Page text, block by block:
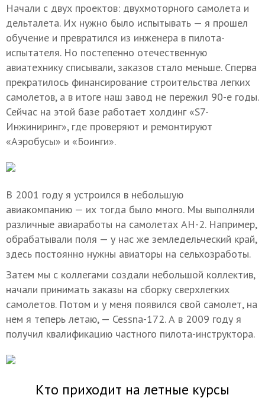
Начали с двух проектов: двухмоторного самолета и
дельталета. Их нужно было испытывать — я прошел
обучение и превратился из инженера в пилота-
испытателя. Но постепенно отечественную
авиатехнику списывали, заказов стало меньше. Сперва
прекратилось финансирование строительства легких
самолетов, а в итоге наш завод не пережил 90-е годы.
Сейчас на этой базе работает холдинг «S7-
Инжиниринг», где проверяют и ремонтируют
«Аэробусы» и «Боинги».
В 2001 году я устроился в небольшую
авиакомпанию — их тогда было много. Мы выполняли
различные авиаработы на самолетах АН-2. Например,
обрабатывали поля — у нас же земледельческий край,
здесь постоянно нужны авиаторы на сельхозработы.
Затем мы с коллегами создали небольшой коллектив,
начали принимать заказы на сборку сверхлегких
самолетов. Потом и у меня появился свой самолет, на
нем я теперь летаю, — Cessna-172. А в 2009 году я
получил квалификацию частного пилота-инструктора.
Кто приходит на летные курсы